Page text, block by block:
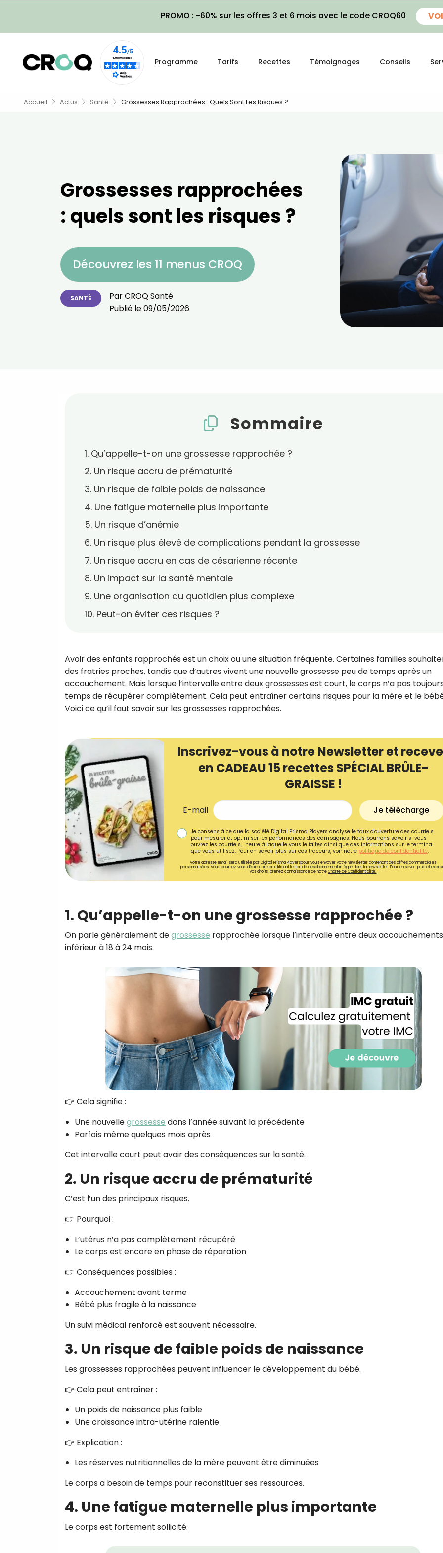
PROMO : -60% sur les offres 3 et 6 mois avec le code CROQ60
Programme Tarifs Recettes Témoignages Conseils
Accueil Actus Santé Grossesses Rapprochées : Quels Sont Les Risques ?
Grossesses rapprochées
: quels sont les risques ?
Découvrez les 11 menus CROQ
SANTÉ ParCROQ Santé
Publié le09/05/2026
Sommaire
1. Qu’appelle-t-on une grossesse rapprochée ?
2. Un risque accru de prématurité
3. Un risque de faible poids de naissance
4. Une fatigue maternelle plus importante
5. Un risque d’anémie
6. Un risque plus élevé de complications pendant la grossesse
7. Un risque accru en cas de césarienne récente
8. Un impact sur la santé mentale
9. Une organisation du quotidien plus complexe
10. Peut-on éviter ces risques ?
Avoir des enfants rapprochés est un choix ou une situation fréquente. Certaines familles
des fratries proches, tandis que d’autres vivent une nouvelle grossesse peu de temps après un
accouchement. Mais lorsque l’intervalle entre deux grossesses est court, le corps n’a pas
temps de récupérer complètement. Cela peut entraîner certains risques pour la mère et le
Voici ce qu’il faut savoir sur les grossesses rapprochées.
Inscrivez-vous à notre Newsletter et
en CADEAU 15 recettes SPÉCIAL BRÛLE-
GRAISSE !
E-mail Je télécharge
Je consens à ce que la société Digital Prisma Players analyse le taux d'ouverture des courriels
pour mesurer et optimiser les performances des campagnes. Nous pourrons savoir si vous
ouvrez les courriels, l'heure à laquelle vous le faites ainsi que des informations sur le terminal
que vous utilisez. Pour en savoir plus sur ces traceurs, voir notre politique de confidentialité.
Votre adresse email sera utilisée par Digital Prisma Playerspour vous envoyer votre newsletter contenant des offres commerciales
personnalisées. Vous pourrez vous désinscrire en utilisant le lien de désabonnement intégré dans la newsletter. Pour en savoir plus et
vos droits, prenez connaissance de notreCharte de Confidentialité.
1. Qu’appelle-t-on une grossesse rapprochée ?
On parle généralement degrossesse rapprochée lorsque l’intervalle entre deux
inférieur à 18 à 24 mois.
👉 Cela signifie :
Une nouvellegrossesse dans l’année suivant la précédente
Parfois même quelques mois après
Cet intervalle court peut avoir des conséquences sur la santé.
2. Un risque accru de prématurité
C’est l’un des principaux risques.
👉 Pourquoi :
L’utérus n’a pas complètement récupéré
Le corps est encore en phase de réparation
👉 Conséquences possibles :
Accouchement avant terme
Bébé plus fragile à la naissance
Un suivi médical renforcé est souvent nécessaire.
3. Un risque de faible poids de naissance
Les grossesses rapprochées peuvent influencer le développement du bébé.
👉 Cela peut entraîner :
Un poids de naissance plus faible
Une croissance intra-utérine ralentie
👉 Explication :
Les réserves nutritionnelles de la mère peuvent être diminuées
Le corps a besoin de temps pour reconstituer ses ressources.
4. Une fatigue maternelle plus importante
Le corps est fortement sollicité.
Recevez
recettes inédites de
!
Ainsi que la newsletter
performances des campagnes.
pourrons savoir si vous ouvrez les
l'heure à laquelle vous le faites
des informations sur le terminal
utilisez. Pour en savoir plus sur ces
voir notrepolitique de
Je reçois mon cadeau !
Votre adresse email sera utilisée par Digital Prisma
envoyer votre newsletter contenant des offres
personnalisées. Vous pourrez vous désinscrire en
désabonnement intégré dans la newsletter. Pour en
exercer vos droits, prenez connaissance de notre